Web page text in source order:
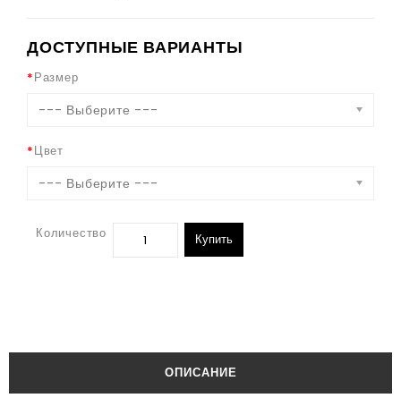
ДОСТУПНЫЕ ВАРИАНТЫ
Размер
--- Выберите ---
Цвет
--- Выберите ---
Количество Купить
ОПИСАНИЕ